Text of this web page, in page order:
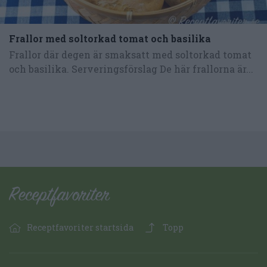
Frallor med soltorkad tomat och basilika
Frallor där degen är smaksatt med soltorkad tomat
och basilika. Serveringsförslag De här frallorna är...
Receptfavoriter startsida Topp